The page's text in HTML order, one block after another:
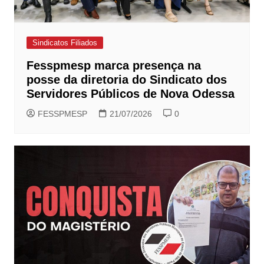
Sindicatos Filiados
Fesspmesp marca presença na
posse da diretoria do Sindicato dos
Servidores Públicos de Nova Odessa
FESSPMESP 21/07/2026 0